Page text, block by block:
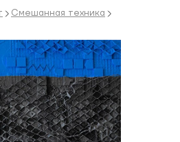
Смешанная техника